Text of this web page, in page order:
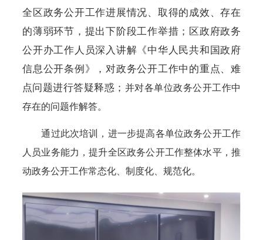
全区政务公开工作进展情况、取得的成效、存在
的薄弱环节，提出下阶段工作举措；区政府政务
公开办工作人员深入讲解《中华人民共和国政府
信息公开条例》，对政务公开工作中的重点、难
点问题进行答疑释惑； 并对各单位政务公开工作中
存在的问题作解答。
通过此次培训，进一步提高各单位政务公开工作
人员业务能力，提升全区政务公开工作整体水平，推
动政务公开工作常态化、制度化、规范化。